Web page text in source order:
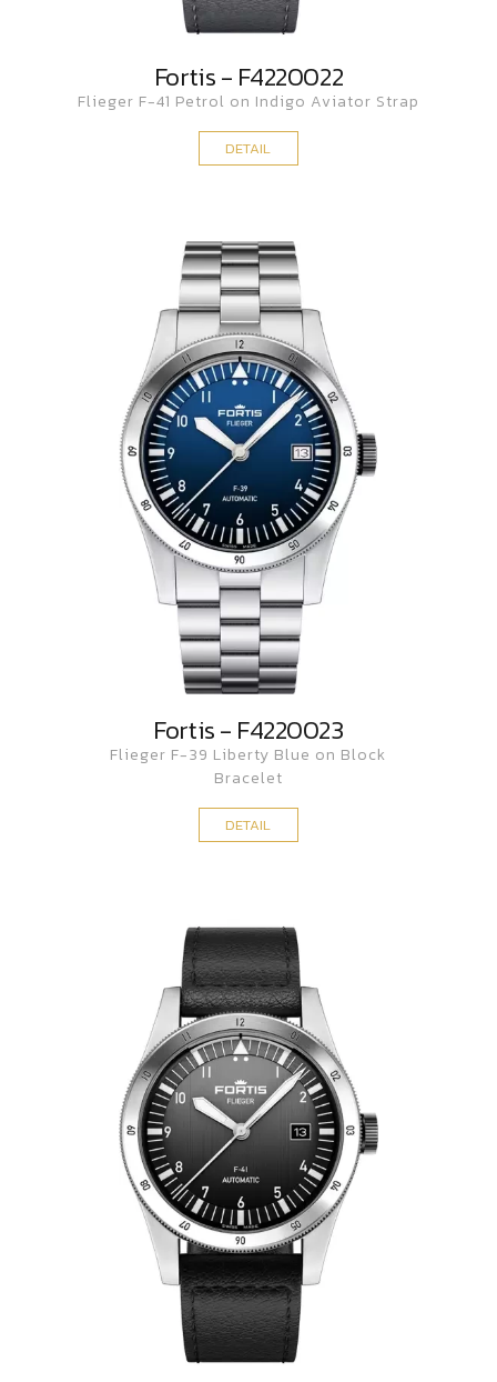
Fortis - F4220022
Flieger F-41 Petrol on Indigo Aviator Strap
DETAIL
Fortis - F4220023
Flieger F-39 Liberty Blue on Block
Bracelet
DETAIL